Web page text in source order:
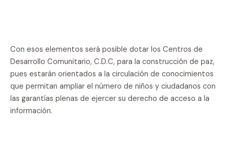
Con esos elementos será posible dotar los Centros de
Desarrollo Comunitario, C.D.C, para la construcción de paz,
pues estarán orientados a la circulación de conocimientos
que permitan ampliar el número de niños y ciudadanos con
las garantías plenas de ejercer su derecho de acceso a la
información.